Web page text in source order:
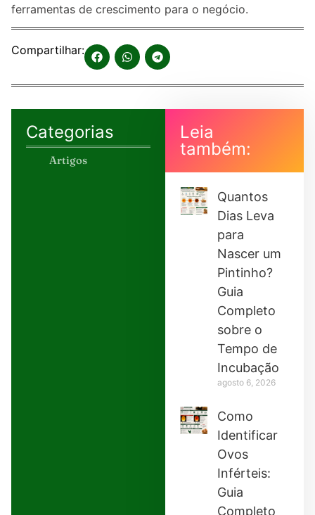
ferramentas de crescimento para o negócio.
Compartilhar:
Categorias
Artigos
Leia
também:
Quantos
Dias Leva
para
Nascer um
Pintinho?
Guia
Completo
sobre o
Tempo de
Incubação
agosto 6, 2026
Como
Identificar
Ovos
Inférteis:
Guia
Completo